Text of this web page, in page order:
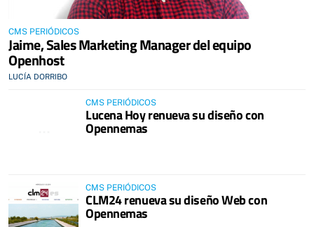
CMS PERIÓDICOS
Jaime, Sales Marketing Manager del equipo
Openhost
LUCÍA DORRIBO
CMS PERIÓDICOS
Lucena Hoy renueva su diseño con
Opennemas
CMS PERIÓDICOS
CLM24 renueva su diseño Web con
Opennemas